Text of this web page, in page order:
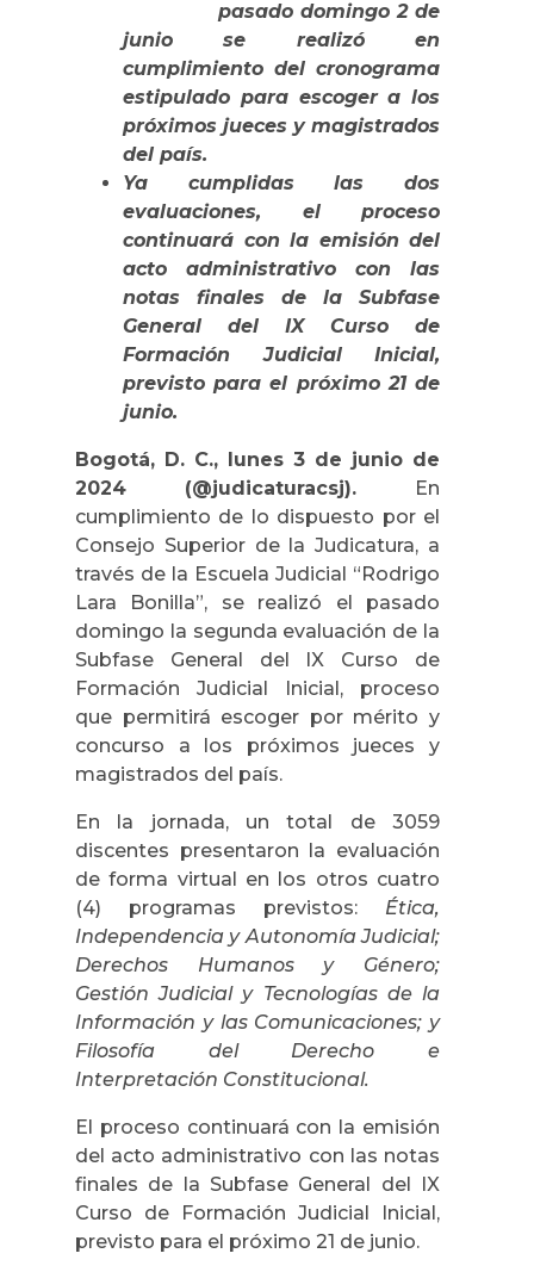
pasado domingo 2 de
junio se realizó en
cumplimiento del cronograma
estipulado para escoger a los
próximos jueces y magistrados
del país.
Ya cumplidas las dos
evaluaciones, el proceso
continuará con la emisión del
acto administrativo con las
notas finales de la Subfase
General del IX Curso de
Formación Judicial Inicial,
previsto para el próximo 21 de
junio.
Bogotá, D. C., lunes 3 de junio de
2024 (@judicaturacsj).
En
cumplimiento de lo dispuesto por el
Consejo Superior de la Judicatura, a
través de la Escuela Judicial “Rodrigo
Lara Bonilla”, se realizó el pasado
domingo la segunda evaluación de la
Subfase General del IX Curso de
Formación Judicial Inicial, proceso
que permitirá escoger por mérito y
concurso a los próximos jueces y
magistrados del país.
En la jornada, un total de 3059
discentes presentaron la evaluación
de forma virtual en los otros cuatro
(4) programas previstos: Ética,
Independencia y Autonomía Judicial;
Derechos Humanos y Género;
Gestión Judicial y Tecnologías de la
Información y las Comunicaciones; y
Filosofía del Derecho e
Interpretación Constitucional.
El proceso continuará con la emisión
del acto administrativo con las notas
finales de la Subfase General del IX
Curso de Formación Judicial Inicial,
previsto para el próximo 21 de junio.